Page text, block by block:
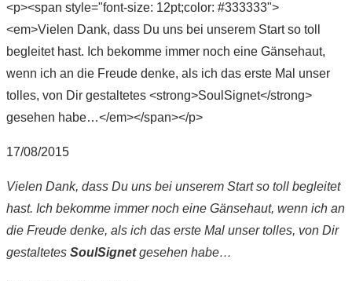
<p><span style="font-size: 12pt;color: #333333">
<em>Vielen Dank, dass Du uns bei unserem Start so toll
begleitet hast. Ich bekomme immer noch eine Gänsehaut,
wenn ich an die Freude denke, als ich das erste Mal unser
tolles, von Dir gestaltetes <strong>SoulSignet</strong>
gesehen habe…</em></span></p>
17/08/2015
Vielen Dank, dass Du uns bei unserem Start so toll begleitet
hast. Ich bekomme immer noch eine Gänsehaut, wenn ich an
die Freude denke, als ich das erste Mal unser tolles, von Dir
gestaltetes SoulSignetgesehen habe…